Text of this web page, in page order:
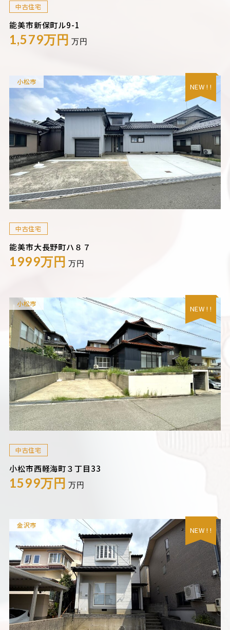
中古住宅
能美市新保町ル9-1
1,579万円 万円
小松市
NEW ! !
中古住宅
能美市大長野町ハ８７
1999万円 万円
小松市
NEW ! !
中古住宅
小松市西軽海町３丁目33
1599万円 万円
金沢市
NEW ! !